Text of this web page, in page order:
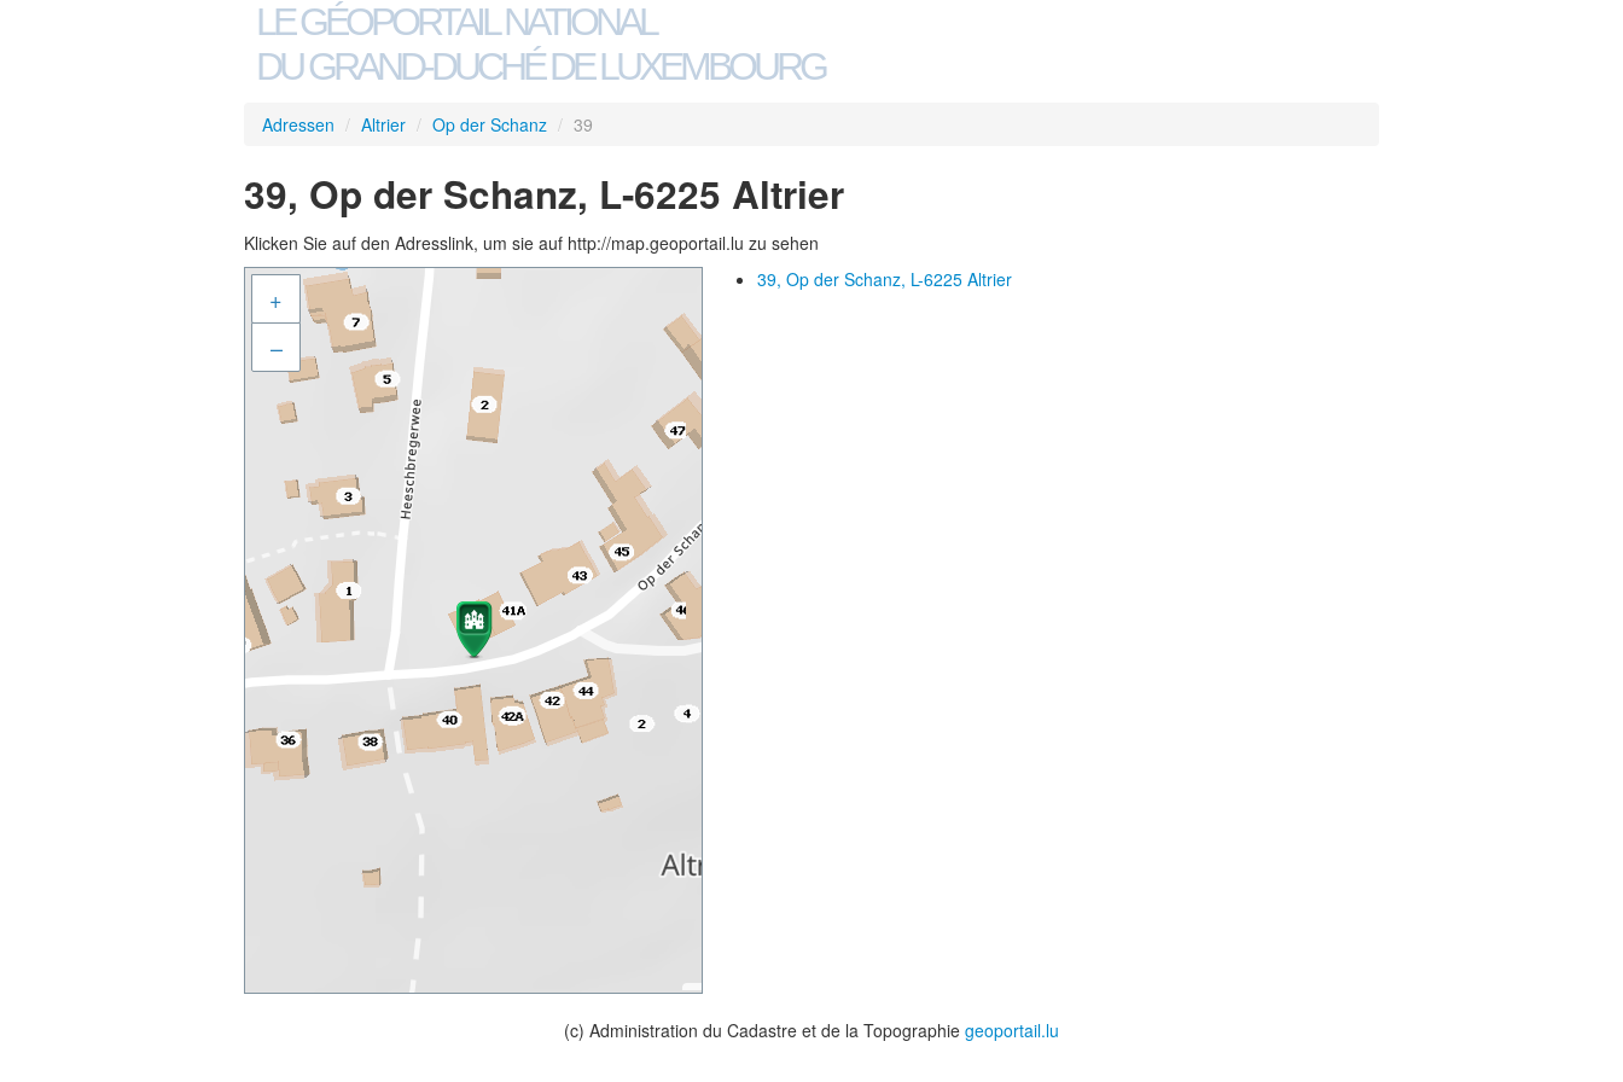
LE GÉOPORTAIL NATIONAL
DU GRAND-DUCHÉ DE LUXEMBOURG
Adressen / Altrier / Op der Schanz / 39
39, Op der Schanz, L-6225 Altrier
Klicken Sie auf den Adresslink, um sie auf http://map.geoportail.lu zu sehen
+
–
39, Op der Schanz, L-6225 Altrier
(c) Administration du Cadastre et de la Topographie geoportail.lu